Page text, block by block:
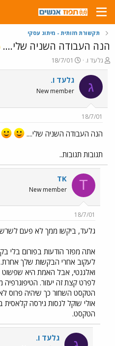
תקשורת חזותית - מיתוג עסקי
הנה העבודה השניה שלי....
פ
ו
ת
ח
ה
ש
א
גלעד ו.
פ
ו
ר
ם
ר
י
18/7/01
ג גלעד ו.
New member
18/7/01
הנה העבודה השניה שלי....
תגובות תגובות..
T
TK
New member
18/7/01
גלעד, ביקשו ממך לא פעם
אתה מפזר הודעות בפורום
לעקוב אחרי הבקשות שלך אחרת.
ואלגנטי, אבל האמת היא שפשוט
לפרט קצת זה יעזור.
הטקסט השחור כך שיהיה פרוס
אולי שוקל לנסות גירסה
הטקסט.
גלעד ו.